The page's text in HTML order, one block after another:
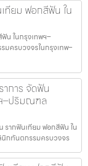
ทียม ฟอกสีฟัน ใน
น ในกรุงเทพฯ–
ครบวงจรในกรุงเทพ–
การ จัดฟัน
–ปริมณฑล
รากฟันเทียม ฟอกสีฟัน ใน
กทันตกรรมครบวงจร